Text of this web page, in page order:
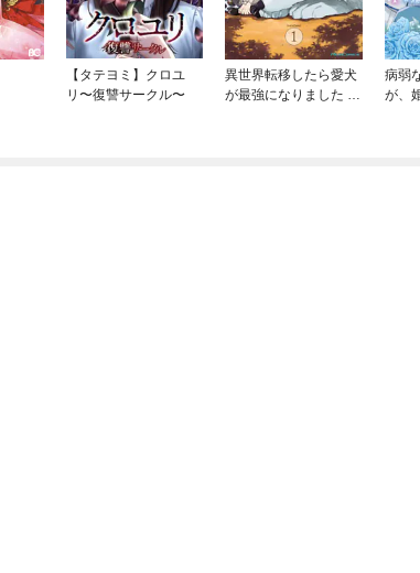
【タテヨミ】クロユ
リ〜復讐サークル〜
異世界転移したら愛犬
が最強になりました ～
病弱
が、